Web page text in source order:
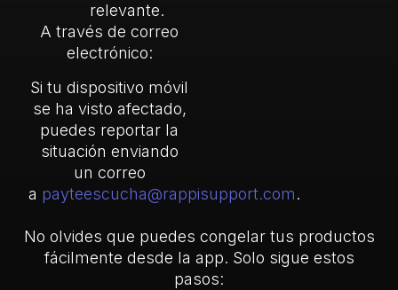
relevante.
A través de correo
electrónico:
Si tu dispositivo móvil
se ha visto afectado,
puedes reportar la
situación enviando
un correo
a payteescucha@rappisupport.com.
No olvides que puedes congelar tus productos
fácilmente desde la app. Solo sigue estos
pasos: